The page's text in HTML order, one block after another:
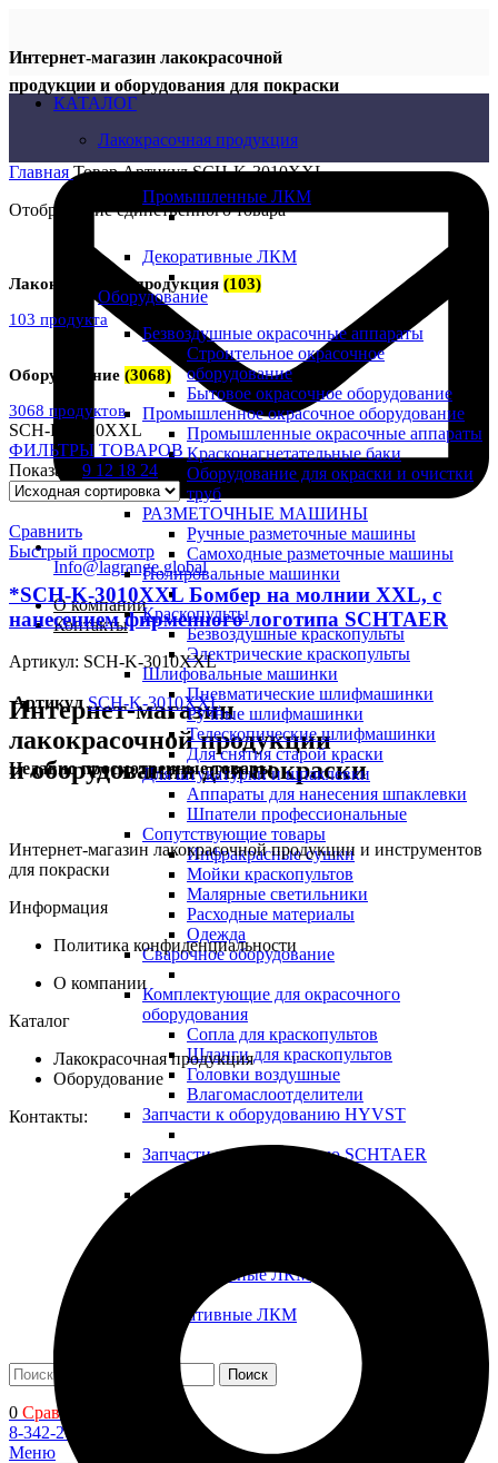
Интернет-магазин лакокрасочной
продукции и оборудования для покраски
Info@lagrange.global
О компании
Контакты
Интернет-магазин
лакокрасочной продукции
и оборудования для покраски
КАТАЛОГ
Лакокрасочная продукция
Промышленные ЛКМ
Декоративные ЛКМ
Оборудование
Безвоздушные окрасочные аппараты
Строительное окрасочное
оборудование
Бытовое окрасочное оборудование
Промышленное окрасочное оборудование
Промышленные окрасочные аппараты
Красконагнетательные баки
Оборудование для окраски и очистки
труб
РАЗМЕТОЧНЫЕ МАШИНЫ
Ручные разметочные машины
Самоходные разметочные машины
Полировальные машинки
Краскопульты
Безвоздушные краскопульты
Электрические краскопульты
Шлифовальные машинки
Пневматические шлифмашинки
Ручные шлифмашинки
Телескопические шлифмашинки
Для снятия старой краски
Для штукатурки и шпаклевки
Аппараты для нанесения шпаклевки
Шпатели профессиональные
Сопутствующие товары
Инфракрасные сушки
Мойки краскопультов
Малярные светильники
Расходные материалы
Одежда
Сварочное оборудование
Комплектующие для окрасочного
оборудования
Сопла для краскопультов
Шланги для краскопультов
Головки воздушные
Влагомаслоотделители
Запчасти к оборудованию HYVST
Запчасти к оборудованию SCHTAER
Запчасти к оборудованию YOKIJI
Промышленные ЛКМ
Декоративные ЛКМ
Поиск
0 Сравнить
8-342-206-72-22
Меню
Главная Товар АртикулSCH-K-3010XXL
Отображение единственного товара
Лакокрасочная продукция (103)
103 продукта
Оборудование (3068)
3068 продуктов
SCH-K-3010XXL
ФИЛЬТРЫ ТОВАРОВ
Показать 9 12 18 24
Сравнить
Быстрый просмотр
*SCH-K-3010XXL Бомбер на молнии XXL, с
нанесением фирменного логотипа SCHTAER
Артикул: SCH-K-3010XXL
Артикул SCH-K-3010XXL
Недавно просмотренные товары
Интернет-магазин лакокрасочной продукции и инструментов
для покраски
Информация
Политика конфиденциальности
О компании
Каталог
Лакокрасочная продукция
Оборудование
Контакты: